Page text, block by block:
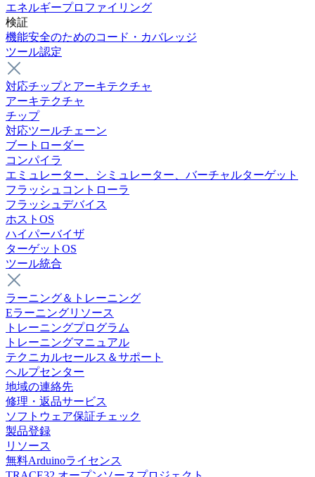
エネルギープロファイリング
検証
機能安全のためのコード・カバレッジ
ツール認定
対応チップとアーキテクチャ
アーキテクチャ
チップ
対応ツールチェーン
ブートローダー
コンパイラ
エミュレーター、シミュレーター、バーチャルターゲット
フラッシュコントローラ
フラッシュデバイス
ホストOS
ハイパーバイザ
ターゲットOS
ツール統合
ラーニング＆トレーニング
Eラーニングリソース
トレーニングプログラム
トレーニングマニュアル
テクニカルセールス＆サポート
ヘルプセンター
地域の連絡先
修理・返品サービス
ソフトウェア保証チェック
製品登録
リソース
無料Arduinoライセンス